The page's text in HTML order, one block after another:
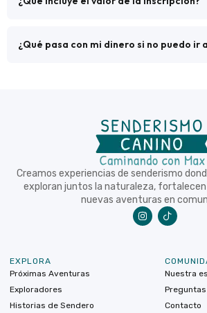
¿Qué pasa con mi dinero si no puedo ir
Creamos experiencias de senderismo
exploran juntos la naturaleza,
nuevas aventuras en
EXPLORA
Próximas Aventuras
Exploradores
Historias de Sendero
Nuestra
Contacto